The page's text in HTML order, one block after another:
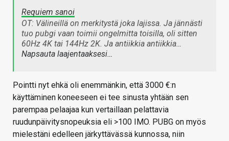
Requiem sanoi
OT: Välineillä on merkitystä joka lajissa. Ja jännästi
tuo pubgi vaan toimii ongelmitta toisilla, oli sitten
60Hz 4K tai 144Hz 2K. Ja antiikkia antiikkia…
Napsauta laajentaaksesi…
Pointti nyt ehkä oli enemmänkin, että 3000 €:n
käyttäminen koneeseen ei tee sinusta yhtään sen
parempaa pelaajaa kun vertaillaan pelattavia
ruudunpäivitysnopeuksia eli >100 IMO. PUBG on myös
mielestäni edelleen järkyttävässä kunnossa, niin